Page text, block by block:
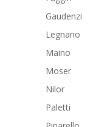
Gaudenzi
Legnano
Maino
Moser
Nilor
Paletti